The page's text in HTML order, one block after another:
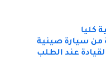
من سيارة صينية
عند الطلب